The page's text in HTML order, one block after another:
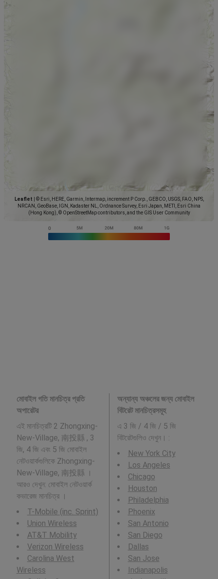
Leaflet
© Esri, HERE, Garmin, Intermap, increment P Corp., GEBCO, USGS, FAO, NPS,
NRCAN, GeoBase, IGN, Kadaster NL, Ordnance Survey, Esri Japan, METI, Esri China
(Hong Kong), © OpenStreetMap contributors, and the GIS User Community
মোবাইল গতি মানচিত্র প্রতি
অপারেটর
এই মানচিত্রটি 2 Zhongxing-
New-Village, 南投縣 , 3
জি, 4 জি এবং 5 জি মোবাইল
নেটওয়ার্কগুলিকে Zhongxing-
New-Village, 南投縣 ।
আরও দেখুন: মোবাইল নেটওয়ার্ক
কভারেজ মানচিত্র ।
T-Mobile (inc. Sprint)
Union Wireless
AT&T Mobility
Verizon Wireless
Carolina West
Wireless
অন্যান্য অঞ্চলের জন্য মোবাইল
বিটরেট মানচিত্রসমূহ
এ 3 জি / 4 জি / 5 জি
বিটরেটগুলিও দেখুন। :
New York City
Los Angeles
Chicago
Houston
Philadelphia
Phoenix
San Antonio
San Diego
Dallas
San Jose
Indianapolis